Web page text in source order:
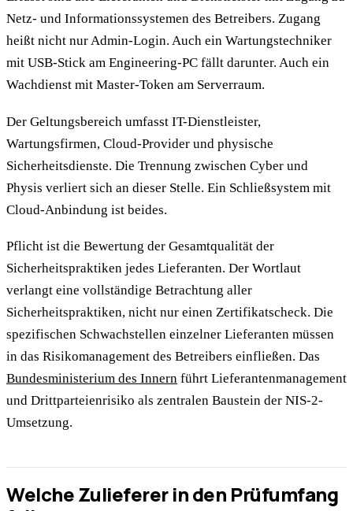
Netz- und Informationssystemen des Betreibers. Zugang
heißt nicht nur Admin-Login. Auch ein Wartungstechniker
mit USB-Stick am Engineering-PC fällt darunter. Auch ein
Wachdienst mit Master-Token am Serverraum.
Der Geltungsbereich umfasst IT-Dienstleister,
Wartungsfirmen, Cloud-Provider und physische
Sicherheitsdienste. Die Trennung zwischen Cyber und
Physis verliert sich an dieser Stelle. Ein Schließsystem mit
Cloud-Anbindung ist beides.
Pflicht ist die Bewertung der Gesamtqualität der
Sicherheitspraktiken jedes Lieferanten. Der Wortlaut
verlangt eine vollständige Betrachtung aller
Sicherheitspraktiken, nicht nur einen Zertifikatscheck. Die
spezifischen Schwachstellen einzelner Lieferanten müssen
in das Risikomanagement des Betreibers einfließen. Das
Bundesministerium des Innern führt Lieferantenmanagement
und Drittparteienrisiko als zentralen Baustein der NIS-2-
Umsetzung.
Welche Zulieferer in den Prüfumfang